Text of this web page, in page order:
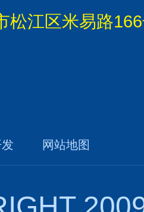
松江区米易路
网站地图